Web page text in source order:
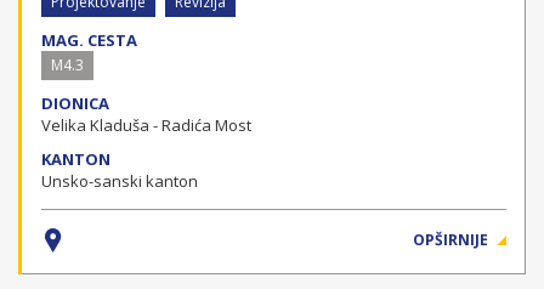
MAG. CESTA
M4.3
DIONICA
Velika Kladuša - Radića Most
KANTON
Unsko-sanski kanton
OPŠIRNIJE